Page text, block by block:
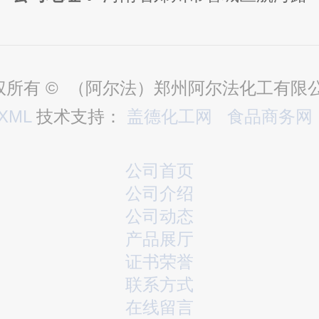
所有 © （阿尔法）郑州阿尔法化工有限
技术支持： 盖德化工网 食品商务网
公司首页
公司介绍
公司动态
产品展厅
证书荣誉
联系方式
在线留言